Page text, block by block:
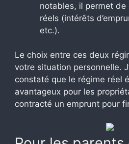
notables, il permet
réels (intérêts
etc.).
Le choix entre ces deux
votre situation personnelle.
constaté que le régime réel
avantageux pour les
contracté un emprunt pour